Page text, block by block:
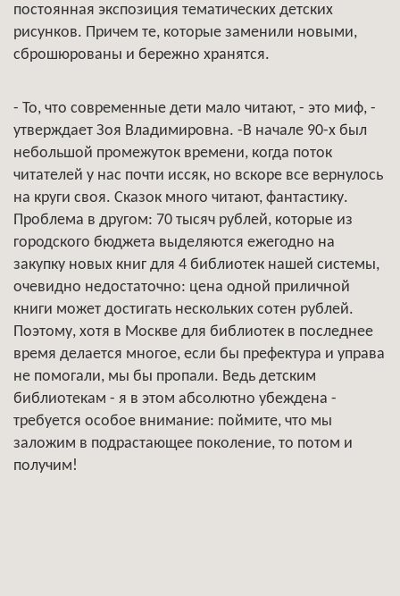
постоянная экспозиция тематических детских
рисунков. Причем те, которые заменили новыми,
сброшюрованы и бережно хранятся.
- То, что современные дети мало читают, - это миф, -
утверждает Зоя Владимировна. -В начале 90-х был
небольшой промежуток времени, когда поток
читателей у нас почти иссяк, но вскоре все вернулось
на круги своя. Сказок много читают, фантастику.
Проблема в другом: 70 тысяч рублей, которые из
городского бюджета выделяются ежегодно на
закупку новых книг для 4 библиотек нашей системы,
очевидно недостаточно: цена одной приличной
книги может достигать нескольких сотен рублей.
Поэтому, хотя в Москве для библиотек в последнее
время делается многое, если бы префектура и управа
не помогали, мы бы пропали. Ведь детским
библиотекам - я в этом абсолютно убеждена -
требуется особое внимание: поймите, что мы
заложим в подрастающее поколение, то потом и
получим!